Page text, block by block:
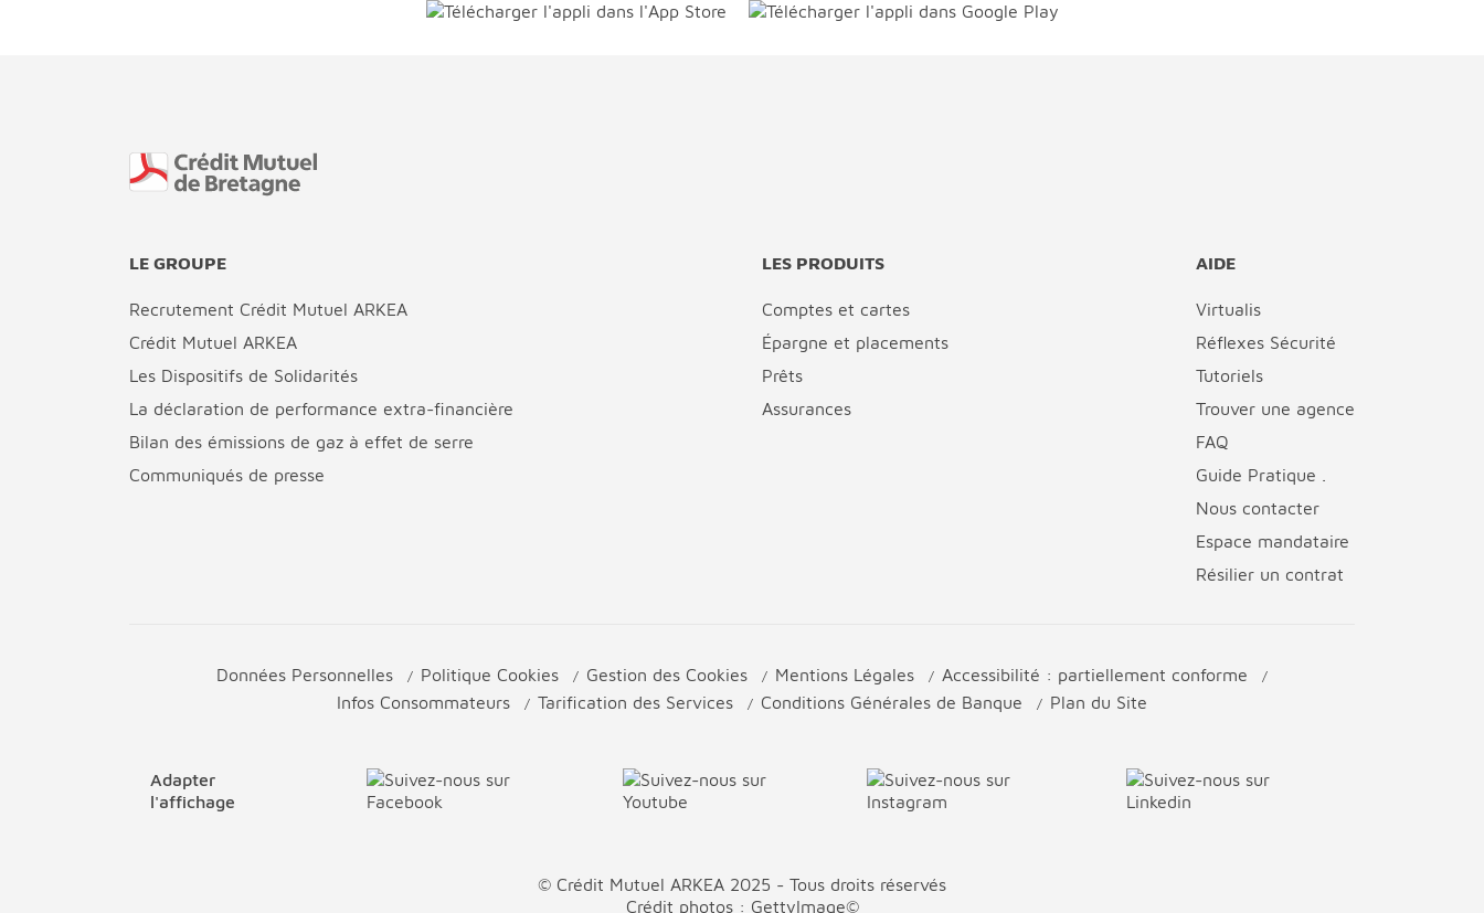
LE GROUPE
Recrutement Crédit Mutuel ARKEA
Crédit Mutuel ARKEA
Les Dispositifs de Solidarités
La déclaration de performance extra-financière
Bilan des émissions de gaz à effet de serre
Communiqués de presse
LES PRODUITS
Comptes et cartes
Épargne et placements
Prêts
Assurances
AIDE
Virtualis
Réflexes Sécurité
Tutoriels
Trouver une agence
FAQ
Guide Pratique .
Nous contacter
Espace mandataire
Résilier un contrat
Données Personnelles Politique Cookies Gestion des Cookies Mentions Légales
Accessibilité : partiellement conforme
Infos Consommateurs
Tarification des Services Conditions Générales de Banque Plan du Site
Adapter
l'affichage
© Crédit Mutuel ARKEA 2025 - Tous droits réservés
Crédit photos : GettyImage©
Fin de page